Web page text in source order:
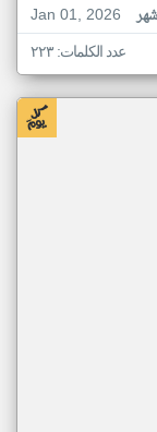
Jan 01, 2026
عدد الكلمات: ٢٢٣